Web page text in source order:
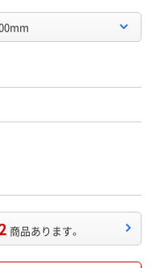
商品あります。